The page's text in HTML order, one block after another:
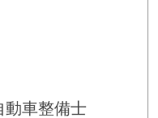
車整備士